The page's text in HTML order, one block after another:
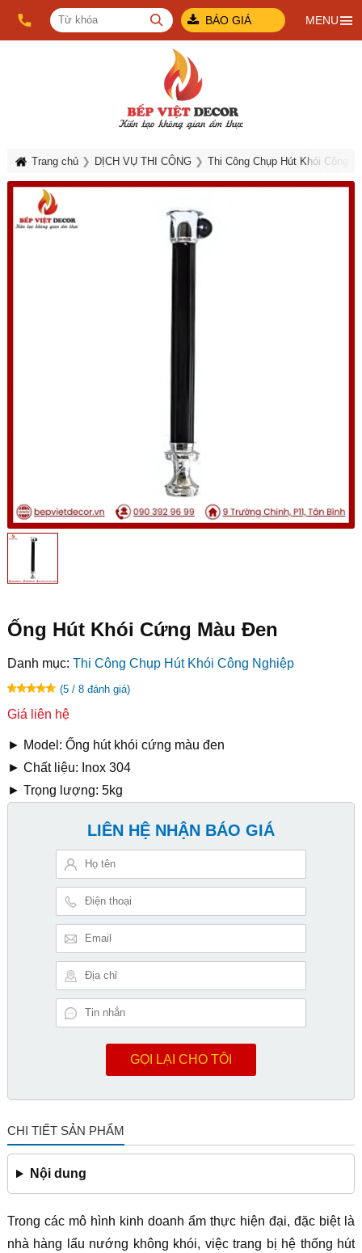
BÁO GIÁ MENU
Trang chủ DỊCH VỤ THI CÔNG Thi Công Chụp Hút Khói Công
Ống Hút Khói Cứng Màu Đen
Danh mục: Thi Công Chụp Hút Khói Công Nghiệp
(5 / 8 đánh giá)
Giá liên hệ
► Model: Ống hút khói cứng màu đen
► Chất liệu: Inox 304
► Trọng lượng: 5kg
LIÊN HỆ NHẬN BÁO GIÁ
GỌI LẠI CHO TÔI
CHI TIẾT SẢN PHẨM
Nội dung
Trong các mô hình kinh doanh ẩm thực hiện đại, đặc biệt là
nhà hàng lẩu nướng không khói, việc trang bị hệ thống hút